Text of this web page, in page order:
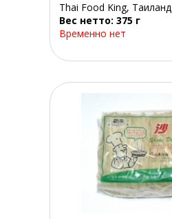
Thai Food King, Таиланд
Вес нетто: 375 г
Временно нет